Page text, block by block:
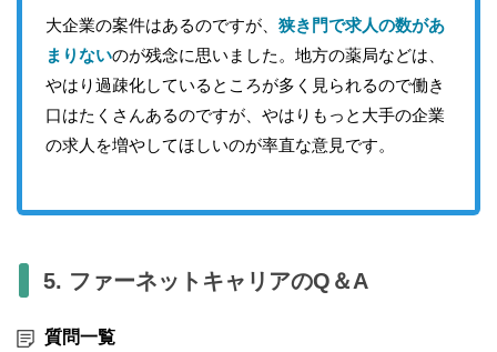
大企業の案件はあるのですが、 狭き門で求人の数があ
まりないのが残念に思いました。地方の薬局などは、
やはり過疎化しているところが多く見られるので働き
口はたくさんあるのですが、やはりもっと大手の企業
の求人を増やしてほしいのが率直な意見です。
5. ファーネットキャリアのQ＆A
質問一覧